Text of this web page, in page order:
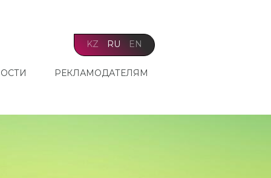
KZ RU EN
РЕКЛАМОДАТЕЛЯМ